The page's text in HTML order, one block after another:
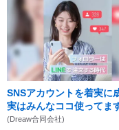
SNSアカウントを着実に
実はみんなココ使ってま
(Dreaw合同会社)